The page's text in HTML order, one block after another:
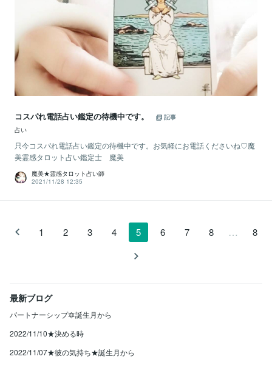
コスパれ電話占い鑑定の待機中です。
記事
占い
只今コスパれ電話占い鑑定の待機中です。お気軽にお電話くださいね♡魔
美霊感タロット占い鑑定士 魔美
魔美★霊感タロット占い師
2021/11/28 12:35
1 2 3 4 5 6 7 8 … 8
最新ブログ
パートナーシップ🔯誕生月から
2022/11/10★決める時
2022/11/07★彼の気持ち★誕生月から